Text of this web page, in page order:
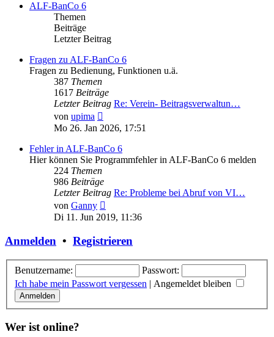
ALF-BanCo 6
Themen
Beiträge
Letzter Beitrag
Fragen zu ALF-BanCo 6
Fragen zu Bedienung, Funktionen u.ä.
387 Themen
1617 Beiträge
Letzter Beitrag Re: Verein- Beitragsverwaltun…
von upima
Beitrag
Mo 26. Jan 2026, 17:51
Fehler in ALF-BanCo 6
Hier können Sie Programmfehler in ALF-BanCo 6 melden
224 Themen
986 Beiträge
Letzter Beitrag Re: Probleme bei Abruf von VI…
von Ganny
Beitrag
Di 11. Jun 2019, 11:36
Anmelden • Registrieren
Benutzername:
Passwort:
Ich habe mein Passwort vergessen | Angemeldet bleiben
Wer ist online?